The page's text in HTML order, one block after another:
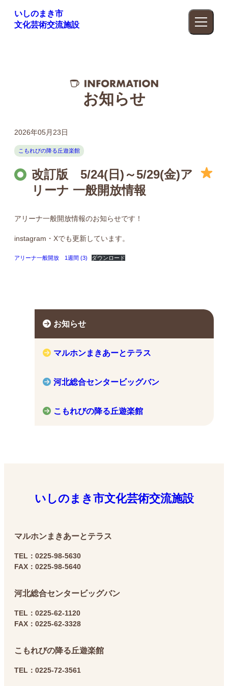
いしのまき市
文化芸術交流施設
お知らせ
2026年05月23日
こもれびの降る丘遊楽館
改訂版 5/24(日)～5/29(金)ア
リーナ 一般開放情報
アリーナ一般開放情報のお知らせです！
instagram・Xでも更新しています。
アリーナ一般開放 1週間 (3) ダウンロード
お知らせ
マルホンまきあーとテラス
河北総合センタービッグバン
こもれびの降る丘遊楽館
いしのまき市文化芸術交流施設
マルホンまきあーとテラス
TEL：0225-98-5630
FAX：0225-98-5640
河北総合センタービッグバン
TEL：0225-62-1120
FAX：0225-62-3328
こもれびの降る丘遊楽館
TEL：0225-72-3561